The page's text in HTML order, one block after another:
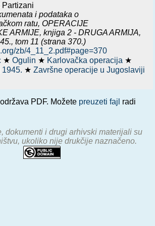
Partizani
i podataka o
ratu,OPERACIJE
ARMIJE, knjiga 2 - DRUGA ARMIJA,
, tom 11 (strana 370.)
zb/4_11_2.pdf#page=370
★Ogulin ★ Karlovačka operacija ★
1945. ★Završne operacije u Jugoslaviji
PDF. Možete preuzeti fajl radi
dokumenti i drugi arhivski materijali su
ukoliko nije drukčije naznačeno.